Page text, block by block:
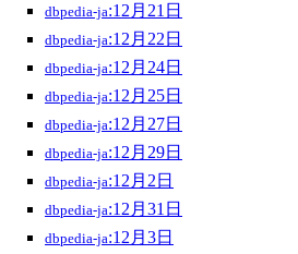
dbpedia-ja:12月21日
dbpedia-ja:12月22日
dbpedia-ja:12月24日
dbpedia-ja:12月25日
dbpedia-ja:12月27日
dbpedia-ja:12月29日
dbpedia-ja:12月2日
dbpedia-ja:12月31日
dbpedia-ja:12月3日